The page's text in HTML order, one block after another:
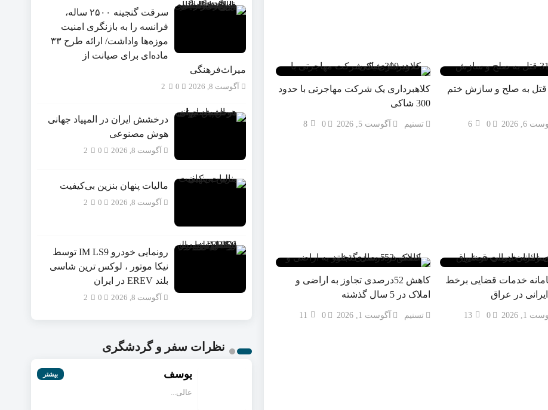
پرونده 3100 قتل به صلح و سازش ختم
6, 2026
0
6
کلاهبرداری یک شرکت مهاجرتی با حدود
300 شاکی
تسنیم آگوست 5, 2026 0
8
خدمات قضایی برخط
در عراق
1, 2026
0
13
کاهش 52درصدی تجاوز به اراضی و
املاک در 5 سال گذشته
تسنیم آگوست 1, 2026 0
11
سرقت گنجینه ۲۵۰۰ ساله،
فرانسه را به بازنگری امنیت
موزه‌ها واداشت/ ارائه طرح ۳۳
ماده‌ای برای صیانت از
میراث‌فرهنگی
آگوست 8, 2026 2
درخشش ایران در المپیاد جهانی
هوش مصنوعی
آگوست 8, 2026 2
مالیات پنهان بنزین بی‌کیفیت
آگوست 8, 2026 2
رونمایی خودرو IM LS9 توسط
نیکا موتور ، لوکس ترین شاسی
بلند EREV در ایران
آگوست 8, 2026 2
نظرات سفر و گردشگری
یوسف بیشتر
عالی...